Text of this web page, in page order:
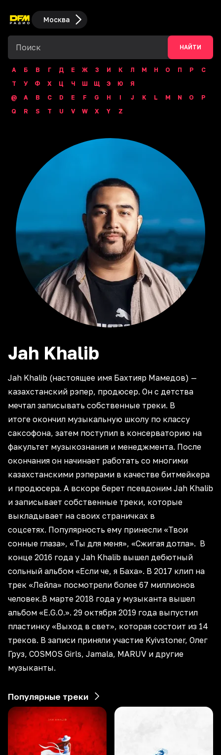
Москва
НАЙТИ
А Б В Г Д Е Ж З И К Л М Н О П Р
С
Т
У Ф Х Ц Ч Ш Щ Э Ю
Я
@
A B C D E F G H I J K L M N O
P
Q
R S T U V W X Y Z
Jah Khalib
Jah Khalib (настоящее имя Бахтияр Мамедов) —
казахстанский рэпер, продюсер. Он с детства
мечтал записывать собственные треки. В
итоге окончил музыкальную школу по классу
саксофона, затем поступил в консерваторию на
факультет музыкознания и менеджмента. После
окончания он начинает работать со многими
казахстанскими рэперами в качестве битмейкера
и продюсера. А вскоре берет псевдоним Jah Khalib
и записывает собственные треки, которые
выкладывает на своих страничках в
соцсетях. Популярность ему принесли «Твои
сонные глаза», «Ты для меня», «Сжигая дотла». В
конце 2016 года у Jah Khalib вышел дебютный
сольный альбом «Если че, я Баха». В 2017 клип на
трек «Лейла» посмотрели более 67 миллионов
человек.В марте 2018 года у музыканта вышел
альбом «E.G.O.». 29 октября 2019 года выпустил
пластинку «Выход в свет», которая состоит из 14
треков. В записи приняли участие Kyivstoner, Олег
Груз, COSMOS Girls, Jamala, MARUV и другие
музыканты.
Популярные треки